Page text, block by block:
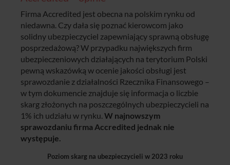
Firma Accredited jest obecna na polskim rynku od
niedawna. Czy dała się poznać kierowcom jako
solidny ubezpieczyciel zapewniający sprawną obsługę
posprzedażową? W przypadku największych firm
ubezpieczeniowych działających na terytorium Polski
pewną wskazówką w ocenie jakości obsługi jest
sprawozdanie z działalności Rzecznika Finansowego –
w tym dokumencie znajduje się informacja o liczbie
skarg złożonych na poszczególnych ubezpieczycieli na
1% ich udziału w rynku. W najnowszym
sprawozdaniu firma Accredited jednak nie
występuje.
Poziom skarg na ubezpieczycieli w 2023 roku